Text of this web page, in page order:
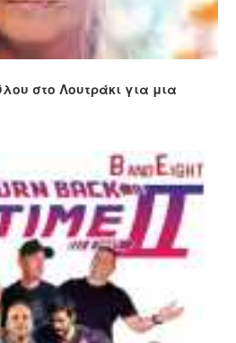
στο Λουτράκι για μια